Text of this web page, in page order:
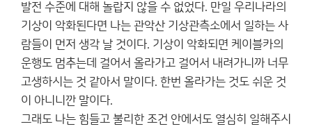
발전 수준에 대해 놀랍지 않을 수 없었다. 만일 우리나라의
기상이 악화된다면 나는 관악산 기상관측소에서 일하는 사
람들이 먼저 생각 날 것이다. 기상이 악화되면 케이블카의
운행도 멈추는데 걸어서 올라가고 걸어서 내려가니까 너무
고생하시는 것 같아서 말이다. 한번 올라가는 것도 쉬운 것
이 아니니깐 말이다.
그래도 나는 힘들고 불리한 조건 안에서도 열심히 일해주시